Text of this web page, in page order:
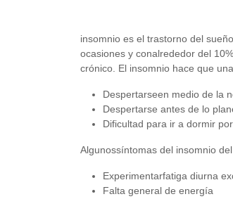
insomnio es el trastorno del
ocasiones y conalrededor del
crónico. El insomnio hace que
Despertarseen medio de la
Despertarse antes de lo
Dificultad para ir a dormir
Algunossíntomas del insomnio
Experimentarfatiga diurna
Falta general de energía